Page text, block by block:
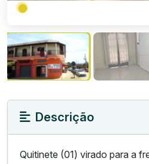
Descrição
Quitinete (01) virado para a